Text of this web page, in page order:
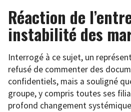
Réaction de
instabilité des
Interrogé à ce sujet, un
refusé de commenter des
confidentiels, mais a souligné
groupe, y compris toutes ses
profond changement